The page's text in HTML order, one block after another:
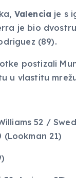
Valencia je s
je bio
(89).
postizali
u vlastitu
52 /
21)